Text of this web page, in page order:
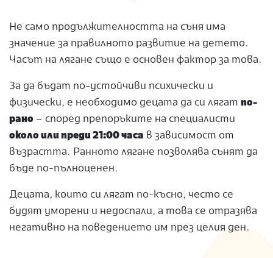
Не само продължителността на съня има
значение за правилното развитие на детето.
Часът на лягане също е основен фактор за това.
За да бъдат по-устойчиви психически и
физически, е необходимо децата да си лягат по-
рано – според препоръките на специалисти
около или преди 21:00 часа в зависимост от
възрастта. Ранното лягане позволява сънят да
бъде по-пълноценен.
Децата, които си лягат по-късно, често се
будят уморени и недоспали, а това се отразява
негативно на поведението им през целия ден.